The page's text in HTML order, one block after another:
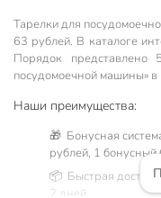
Тарелки для
63 рублей. В каталоге
Порядок представлено
посудомоечной машины» в
Наши преимущества:
🎁 Бонусная
рублей, 1 бонусный
📦 Быстрая
2 дней.